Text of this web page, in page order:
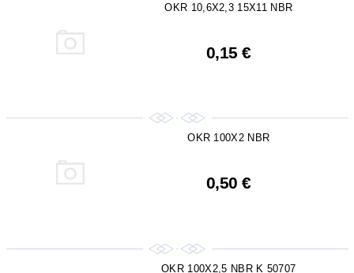
OKR 10,6X2,3 15X11 NBR
0,15 €
OKR 100X2 NBR
0,50 €
OKR 100X2,5 NBR K 50707